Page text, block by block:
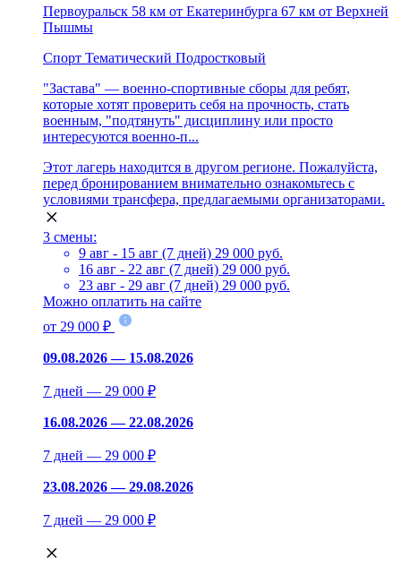
Первоуральск 58 км от Екатеринбурга 67 км от Верхней
Пышмы
Спорт Тематический Подростковый
"Застава" — военно-спортивные сборы для ребят,
которые хотят проверить себя на прочность, стать
военным, "подтянуть" дисциплину или просто
интересуются военно-п...
Этот лагерь находится в другом регионе. Пожалуйста,
перед бронированием внимательно ознакомьтесь с
условиями трансфера, предлагаемыми организаторами.
3 смены:
9 авг - 15 авг (7 дней) 29 000 руб.
16 авг - 22 авг (7 дней) 29 000 руб.
23 авг - 29 авг (7 дней) 29 000 руб.
Можно оплатить на сайте
от 29 000 ₽
09.08.2026 — 15.08.2026
7 дней — 29 000 ₽
16.08.2026 — 22.08.2026
7 дней — 29 000 ₽
23.08.2026 — 29.08.2026
7 дней — 29 000 ₽